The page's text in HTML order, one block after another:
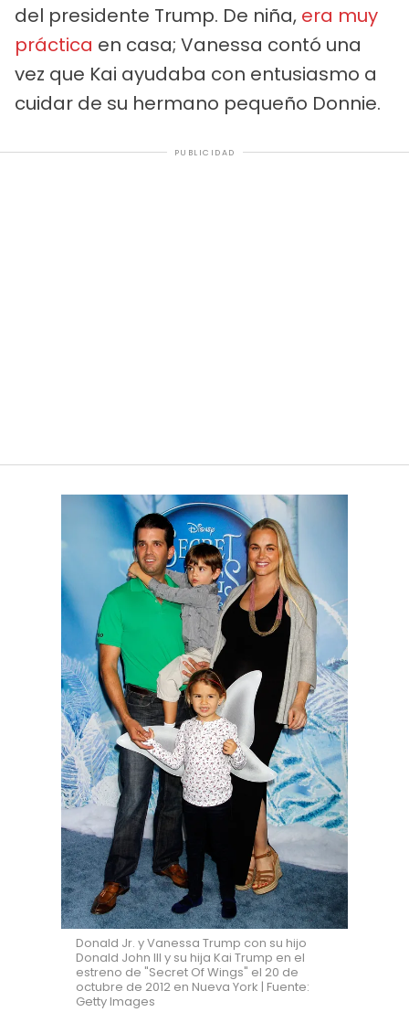
del presidente Trump. De niña, era muy
práctica en casa; Vanessa contó una
vez que Kai ayudaba con entusiasmo a
cuidar de su hermano pequeño Donnie.
PUBLICIDAD
Donald Jr. y Vanessa Trump con su hijo
Donald John III y su hija Kai Trump en el
estreno de "Secret Of Wings" el 20 de
octubre de 2012 en Nueva York | Fuente:
Getty Images